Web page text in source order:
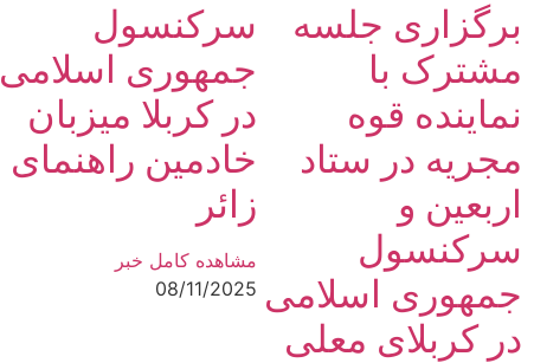
برگزاری جلسه
مشترک با
نماینده قوه
مجریه در ستاد
اربعین و
سرکنسول
جمهوری اسلامی
در کربلای معلی
سرکنسول
جمهوری اسلامی
در کربلا میزبان
خادمین راهنمای
زائر
مشاهده کامل خبر
08/11/2025